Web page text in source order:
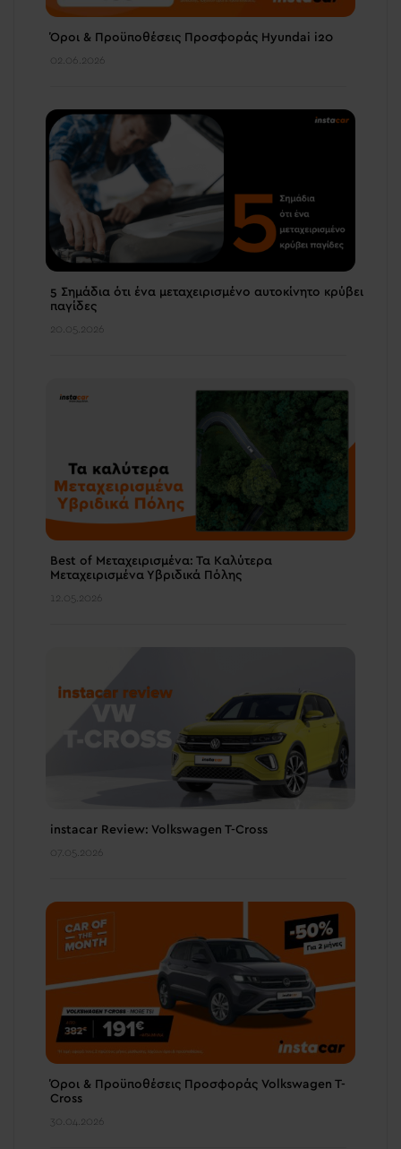
Όροι & Προϋποθέσεις Προσφοράς Hyundai i20
02.06.2026
5 Σημάδια ότι ένα μεταχειρισμένο αυτοκίνητο κρύβει
παγίδες
20.05.2026
Best of Μεταχειρισμένα: Τα Καλύτερα
Μεταχειρισμένα Υβριδικά Πόλης
12.05.2026
instacar Review: Volkswagen T-Cross
07.05.2026
Όροι & Προϋποθέσεις Προσφοράς Volkswagen T-
Cross
30.04.2026